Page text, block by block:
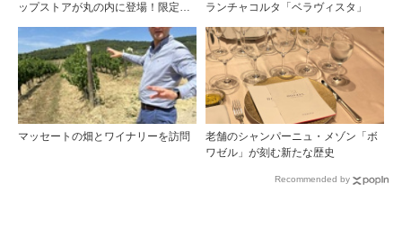
ップストアが丸の内に登場！限定キ
ランチャコルタ「ベラヴィスタ」
マッセートの畑とワイナリーを訪問
老舗のシャンパーニュ・メゾン「ボ
ワゼル」が刻む新たな歴史
Recommended by